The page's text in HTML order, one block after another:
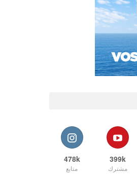
399k
مشترك
478k
متابع